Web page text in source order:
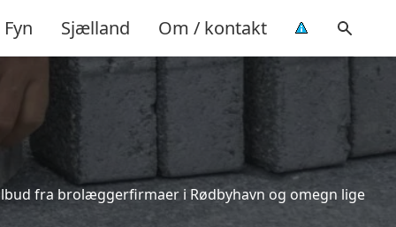
Fyn Sjælland Om / kontakt
fra brolæggerfirmaer i Rødbyhavn og omegn lige